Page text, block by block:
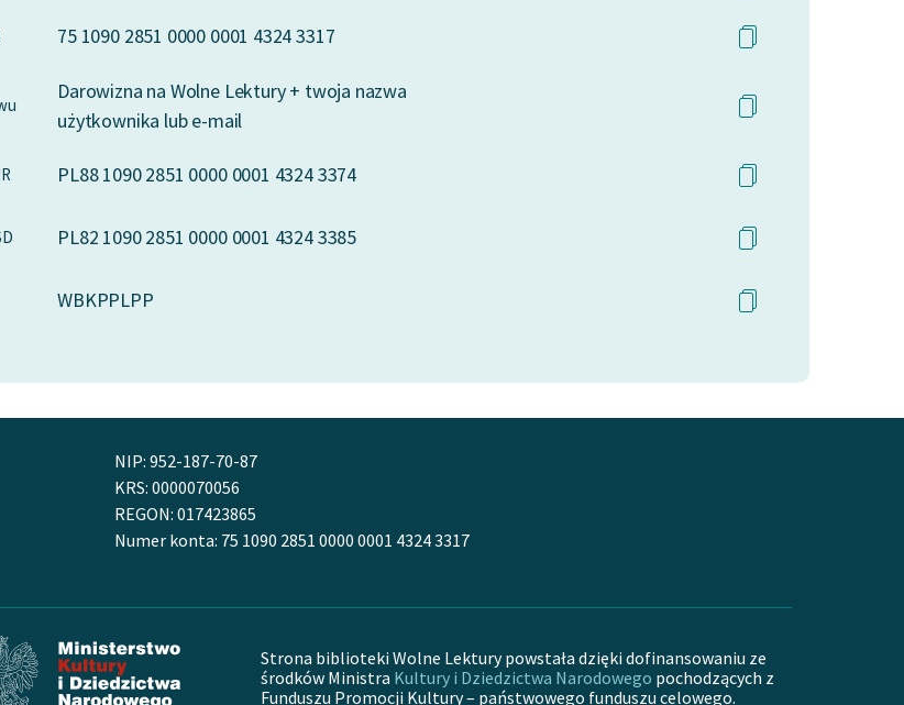
75 1090 2851 0000 0001 4324 3317
Darowizna na Wolne Lektury + twoja nazwa
użytkownika lub e-mail
PL88 1090 2851 0000 0001 4324 3374
PL82 1090 2851 0000 0001 4324 3385
WBKPPLPP
NIP: 952-187-70-87
KRS: 0000070056
REGON: 017423865
Numer konta: 75 1090 2851 0000 0001 4324 3317
Strona biblioteki Wolne Lektury powstała dzięki dofinansowaniu ze
środków Ministra Kultury i Dziedzictwa Narodowego pochodzących z
Funduszu Promocji Kultury – państwowego funduszu celowego.